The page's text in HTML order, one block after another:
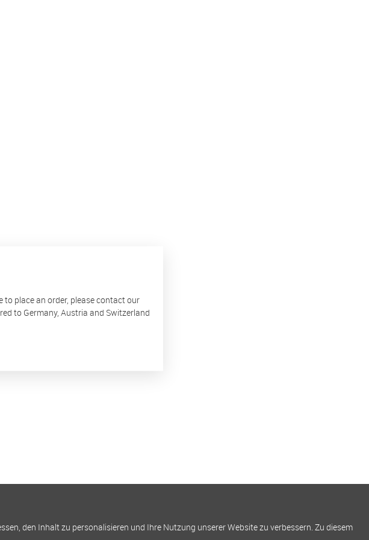
to place an order, please contact our
to Germany, Austria and Switzerland
den Inhalt zu personalisieren und Ihre Nutzung unserer Website zu verbessern. Zu diesem